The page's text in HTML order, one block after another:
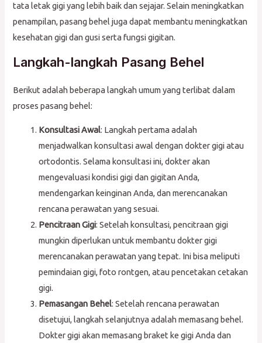
tata letak gigi yang lebih baik dan sejajar. Selain meningkatkan
penampilan, pasang behel juga dapat membantu meningkatkan
kesehatan gigi dan gusi serta fungsi gigitan.
Langkah-langkah Pasang Behel
Berikut adalah beberapa langkah umum yang terlibat dalam
proses pasang behel:
Konsultasi Awal: Langkah pertama adalah
menjadwalkan konsultasi awal dengan dokter gigi atau
ortodontis. Selama konsultasi ini, dokter akan
mengevaluasi kondisi gigi dan gigitan Anda,
mendengarkan keinginan Anda, dan merencanakan
rencana perawatan yang sesuai.
Pencitraan Gigi: Setelah konsultasi, pencitraan gigi
mungkin diperlukan untuk membantu dokter gigi
merencanakan perawatan yang tepat. Ini bisa meliputi
pemindaian gigi, foto rontgen, atau pencetakan cetakan
gigi.
Pemasangan Behel: Setelah rencana perawatan
disetujui, langkah selanjutnya adalah memasang behel.
Dokter gigi akan memasang braket ke gigi Anda dan